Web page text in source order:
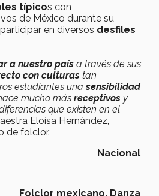
típicos con
de México durante su
en diversos desfiles
a nuestro país a través de sus
con culturas tan
estudiantes unasensibilidad
mucho más receptivos y
que existen en el
Eloísa Hernández,
de folclor.
Nacional
Folclor mexicano, Danza